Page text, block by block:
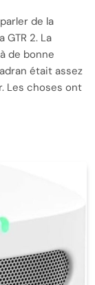
de la
2. La
de bonne
était assez
Les choses ont